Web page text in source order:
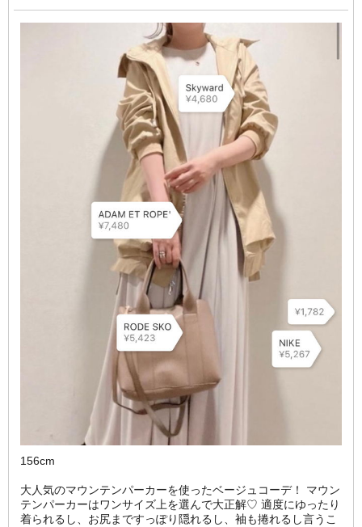
156cm
大人気のマウンテンパーカーを使ったベージュコーデ！ マウン
テンパーカーはワンサイズ上を選んで大正解♡ 適度にゆったり
着られるし、お尻まですっぽり隠れるし、袖も捲れるし言うこ